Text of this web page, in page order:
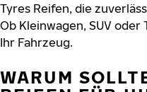
Tyres Reifen, die
Ob Kleinwagen, SUV
Ihr Fahrzeug.
WARUM